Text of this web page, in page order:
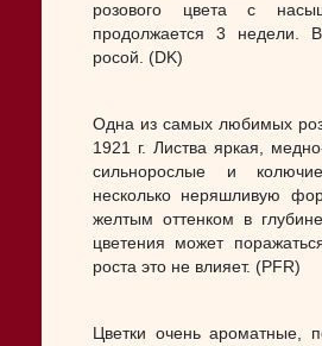
розового цвета с
продолжается 3 недели.
росой. (DK)
Одна из самых любимых
1921 г. Листва яркая,
сильнорослые и
несколько неряшливую
желтым оттенком в
цветения может
роста это не влияет. (PFR)
Цветки очень ароматные,